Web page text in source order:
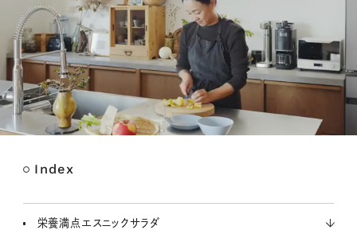
Index
栄養満点エスニックサラダ